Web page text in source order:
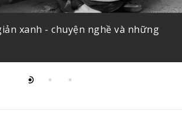
xanh - chuyện nghề và những